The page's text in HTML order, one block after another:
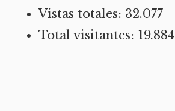
Vistas totales: 32.077
Total visitantes: 19.884